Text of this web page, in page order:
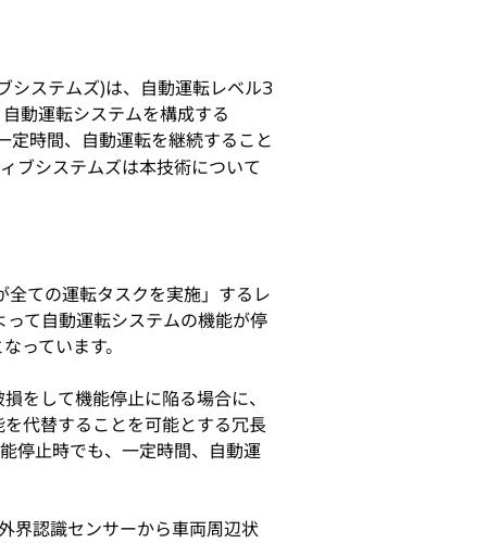
ステムズ)は、自動運転レベル3
動運転システムを構成する
定時間、自動運転を継続すること
ブシステムズは本技術について
ての運転タスクを実施」するレ
て自動運転システムの機能が停
っています。
をして機能停止に陥る場合に、
代替することを可能とする冗長
停止時でも、一定時間、自動運
界認識センサーから車両周辺状